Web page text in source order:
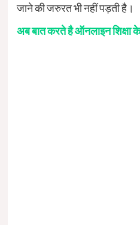
जाने की जरुरत भी नहीं पड़ती है।
अब बात करते है ऑनलाइन शिक्षा